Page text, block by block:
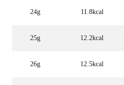
24g 11.8kcal
25g 12.2kcal
26g 12.5kcal